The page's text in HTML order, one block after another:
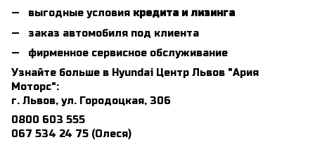
выгодные условия кредита и лизинга
заказ автомобиля под клиента
фирменное сервисное обслуживание
Узнайте больше в Hyundai Центр Львов "Ария
Моторс":
г. Львов, ул. Городоцкая, 306
0800 603 555
067 534 24 75 (Олеся)